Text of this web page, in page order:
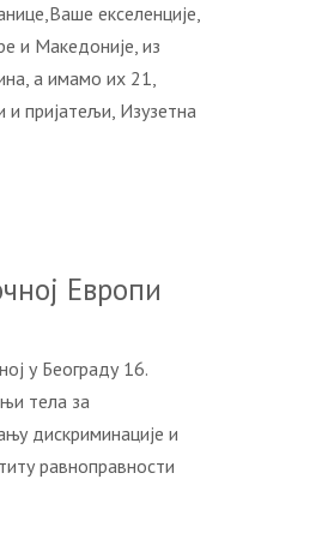
eксeлeнциje,
и Maкeдoниje, из
a имaмo их 21,
и приjaтeљи, Изузeтнa
Европи
у Београду 16.
тела за
дискриминације и
равноправности